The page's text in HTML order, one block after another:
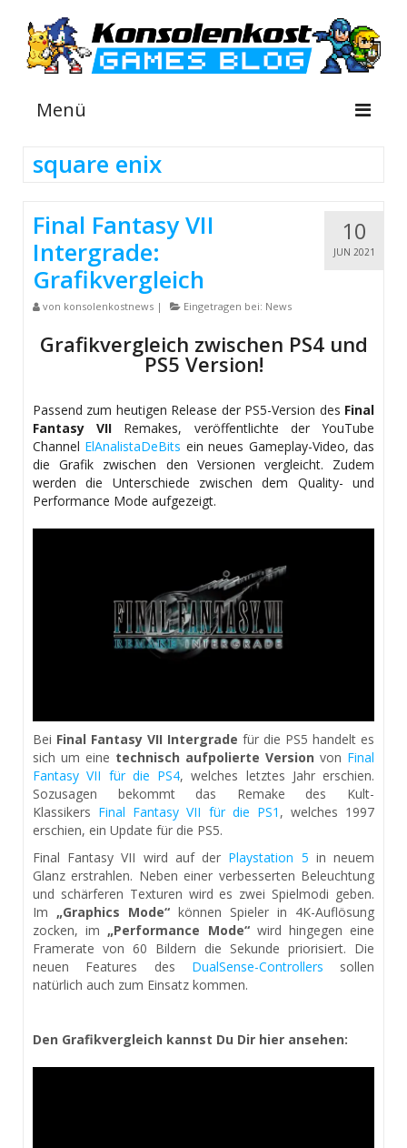
Menü
INFOS
GUIDES
SHOP
square enix
10
JUN 2021
Final Fantasy VII
Intergrade:
Grafikvergleich
von konsolenkostnews | Eingetragen bei: News
Grafikvergleich zwischen PS4 und
PS5 Version!
Passend zum heutigen Release der PS5-Version des Final
Fantasy VII Remakes, veröffentlichte der YouTube
Channel ElAnalistaDeBits ein neues Gameplay-Video, das
die Grafik zwischen den Versionen vergleicht. Zudem
werden die Unterschiede zwischen dem Quality- und
Performance Mode aufgezeigt.
Bei Final Fantasy VII Intergrade für die PS5 handelt es
sich um eine technisch aufpolierte Version von Final
Fantasy VII für die PS4, welches letztes Jahr erschien.
Sozusagen bekommt das Remake des Kult-
Klassikers Final Fantasy VII für die PS1 , welches 1997
erschien, ein Update für die PS5.
Final Fantasy VII wird auf der Playstation 5 in neuem
Glanz erstrahlen. Neben einer verbesserten Beleuchtung
und schärferen Texturen wird es zwei Spielmodi geben.
Im „Graphics Mode“ können Spieler in 4K-Auflösung
zocken, im „Performance Mode“wird hingegen eine
Framerate von 60 Bildern die Sekunde priorisiert. Die
neuen Features des DualSense-Controllers sollen
natürlich auch zum Einsatz kommen.
Den Grafikvergleich kannst Du Dir hier ansehen: